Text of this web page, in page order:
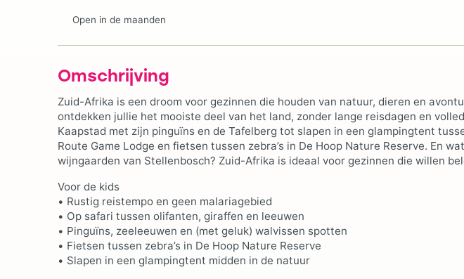
Open in de maanden
Omschrijving
Zuid-Afrika is een droom voor gezinnen die houden van natuur, dieren en
ontdekken jullie het mooiste deel van het land, zonder lange reisdagen en
Kaapstad met zijn pinguïns en de Tafelberg tot slapen in een glampingtent
Route Game Lodge en fietsen tussen zebra’s in De Hoop Nature Reserve. En
wijngaarden van Stellenbosch? Zuid-Afrika is ideaal voor gezinnen die willen
Voor de kids
• Rustig reistempo en geen malariagebied
• Op safari tussen olifanten, giraffen en leeuwen
• Pinguïns, zeeleeuwen en (met geluk) walvissen spotten
• Fietsen tussen zebra’s in De Hoop Nature Reserve
• Slapen in een glampingtent midden in de natuur